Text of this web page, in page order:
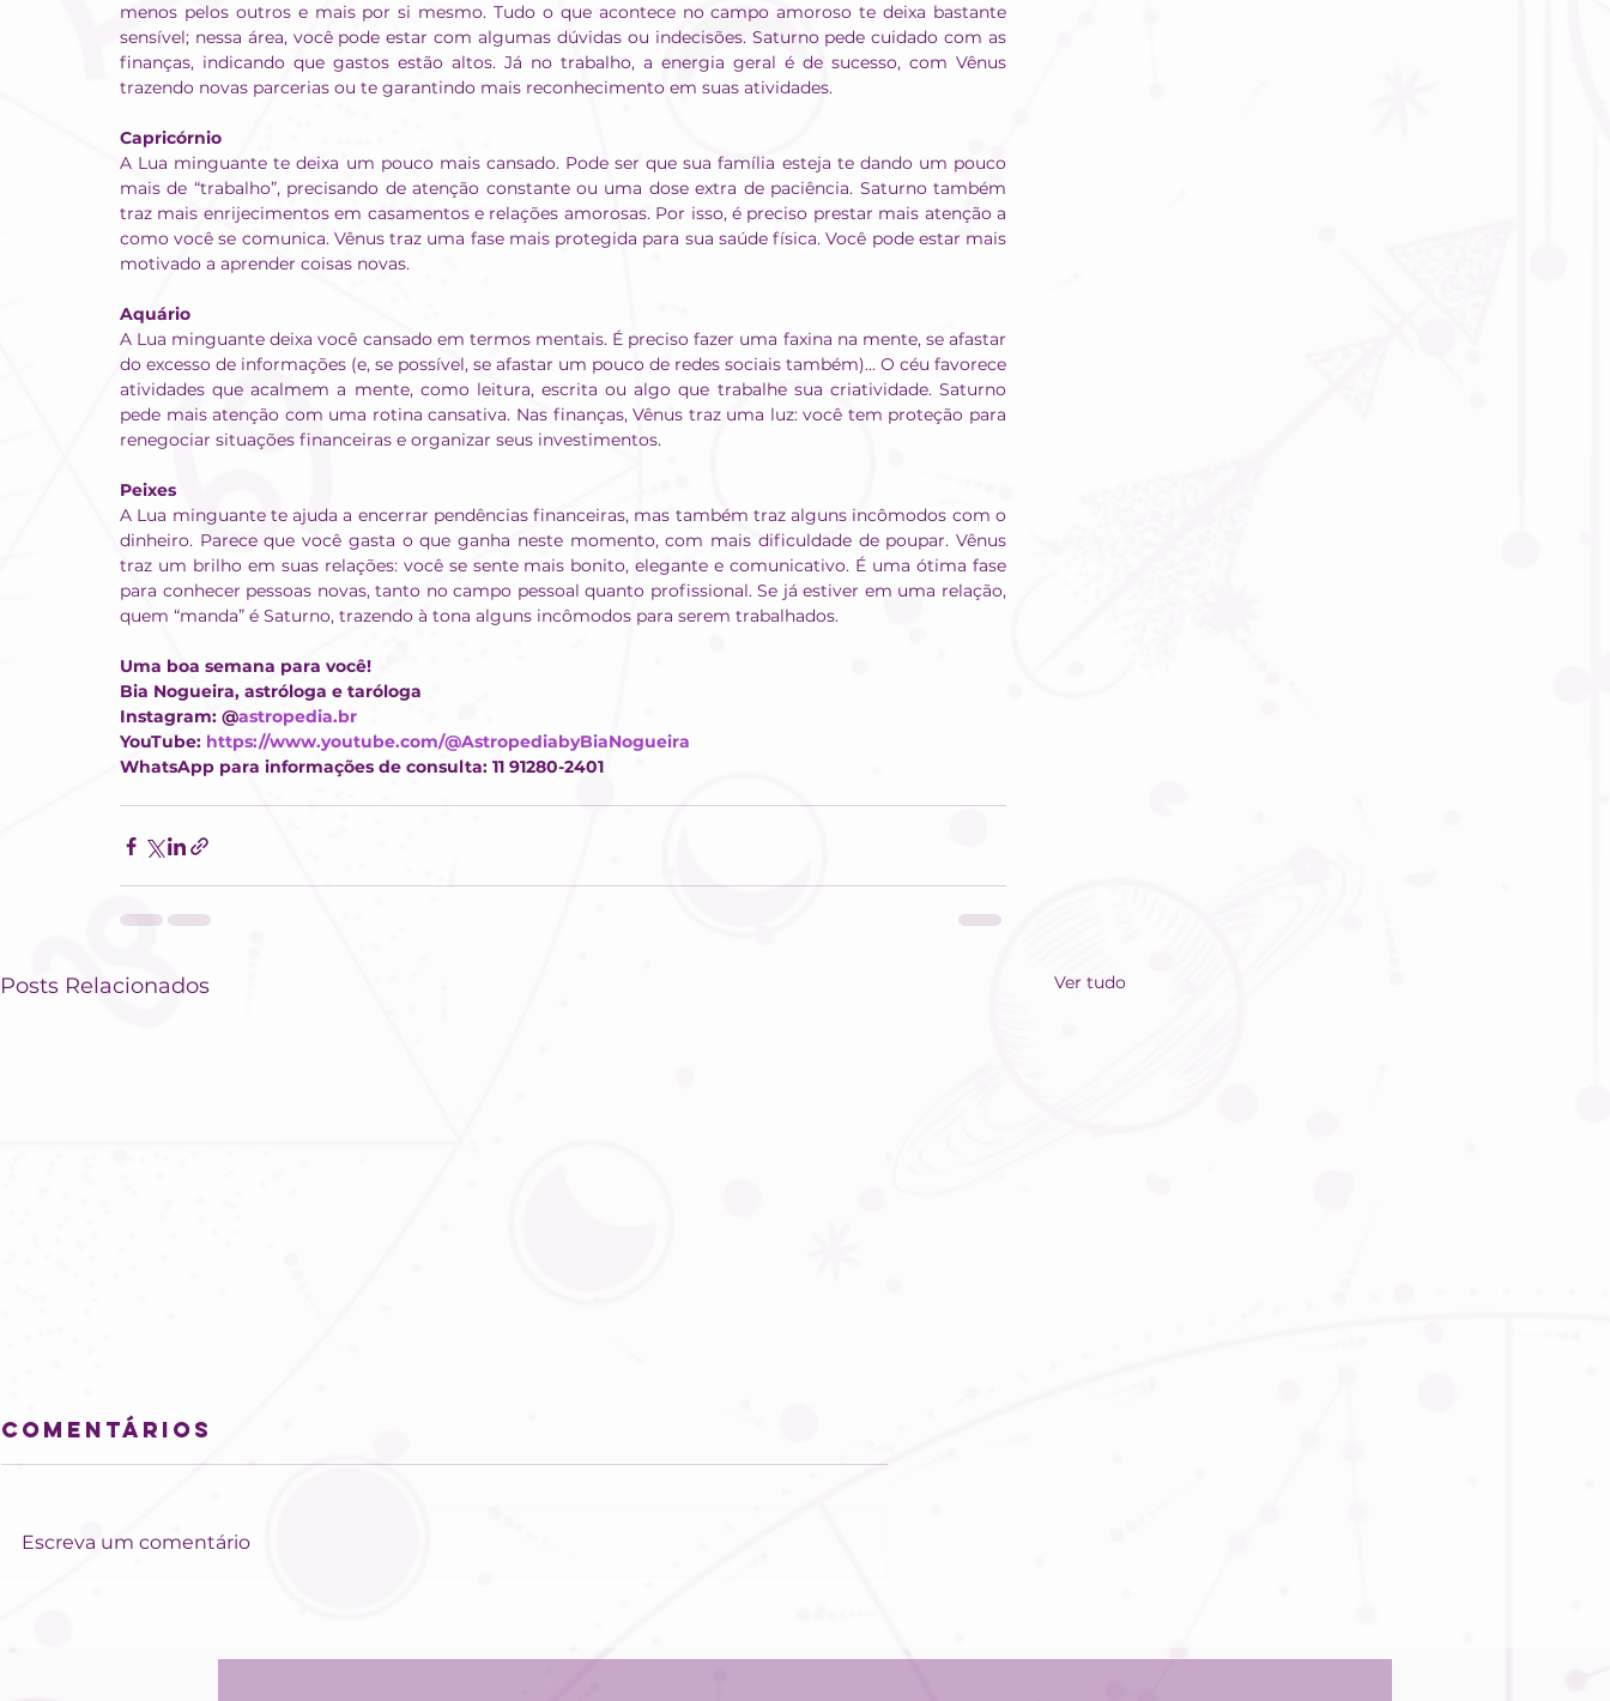
menos pelos outros e mais por si mesmo. Tudo o que acontece no campo amoroso te deixa bastante
sensível; nessa área, você pode estar com algumas dúvidas ou indecisões. Saturno pede cuidado com as
finanças, indicando que gastos estão altos. Já no trabalho, a energia geral é de sucesso, com Vênus
trazendo novas parcerias ou te garantindo mais reconhecimento em suas atividades.
Capricórnio
A Lua minguante te deixa um pouco mais cansado. Pode ser que sua família esteja te dando um pouco
mais de “trabalho”, precisando de atenção constante ou uma dose extra de paciência. Saturno também
traz mais enrijecimentos em casamentos e relações amorosas. Por isso, é preciso prestar mais atenção a
como você se comunica. Vênus traz uma fase mais protegida para sua saúde física. Você pode estar mais
motivado a aprender coisas novas.
Aquário
A Lua minguante deixa você cansado em termos mentais. É preciso fazer uma faxina na mente, se afastar
do excesso de informações (e, se possível, se afastar um pouco de redes sociais também)... O céu favorece
atividades que acalmem a mente, como leitura, escrita ou algo que trabalhe sua criatividade. Saturno
pede mais atenção com uma rotina cansativa. Nas finanças, Vênus traz uma luz: você tem proteção para
renegociar situações financeiras e organizar seus investimentos.
Peixes
A Lua minguante te ajuda a encerrar pendências financeiras, mas também traz alguns incômodos com o
dinheiro. Parece que você gasta o que ganha neste momento, com mais dificuldade de poupar. Vênus
traz um brilho em suas relações: você se sente mais bonito, elegante e comunicativo. É uma ótima fase
para conhecer pessoas novas, tanto no campo pessoal quanto profissional. Se já estiver em uma relação,
quem “manda” é Saturno, trazendo à tona alguns incômodos para serem trabalhados.
Uma boa semana para você!
Bia Nogueira, astróloga e taróloga
Instagram: @astropedia.br
YouTube: https://www.youtube.com/@AstropediabyBiaNogueira
WhatsApp para informações de consulta: 11 91280-2401
Posts Relacionados Ver tudo
Comentários
Escreva um comentário